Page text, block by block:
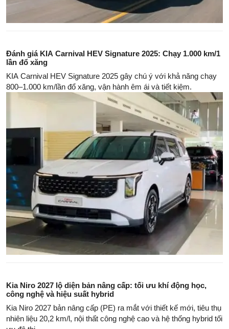
Đánh giá KIA Carnival HEV Signature 2025: Chạy 1.000 km/1
lần đổ xăng
KIA Carnival HEV Signature 2025 gây chú ý với khả năng chạy
800–1.000 km/lần đổ xăng, vận hành êm ái và tiết kiệm.
Kia Niro 2027 lộ diện bản nâng cấp: tối ưu khí động học,
công nghệ và hiệu suất hybrid
Kia Niro 2027 bản nâng cấp (PE) ra mắt với thiết kế mới, tiêu thụ
nhiên liệu 20,2 km/l, nội thất công nghệ cao và hệ thống hybrid tối